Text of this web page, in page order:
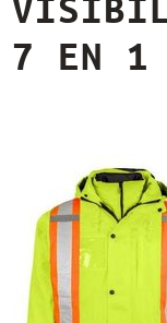
7 EN 1